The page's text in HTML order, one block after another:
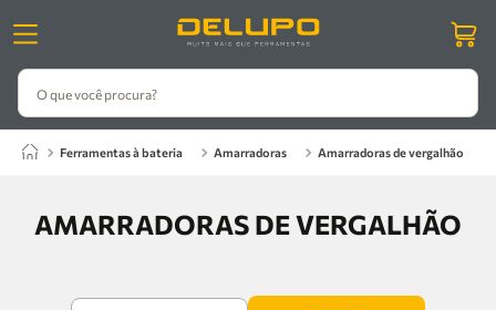
O que você procura?
ferramentas à bateria amarradoras amarradoras de vergalhão
AMARRADORAS DE VERGALHÃO